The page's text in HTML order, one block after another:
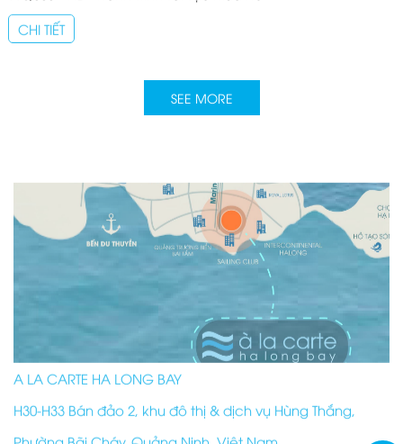
CHI TIẾT
SEE MORE
A LA CARTE HA LONG BAY
H30-H33 Bán đảo 2, khu đô thị & dịch vụ Hùng Thắng,
Phường Bãi Cháy, Quảng Ninh, Việt Nam